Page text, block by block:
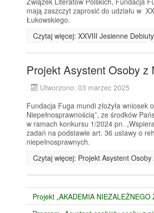
mają zaszczyt zaprosić do udziału w
Łukowskiego.
Czytaj więcej: XXVIII Jesienne
Projekt Asystent Osoby z
Utworzono: 03 marzec 2025
Fundacja Fuga mundi złożyła
Niepełnosprawnością”, ze środków
w ramach konkursu 1/2024 pn.
zadań na podstawie art. 36 ustawy o
niepełnosprawnych.
Czytaj więcej: Projekt Asystent
Projekt „AKADEMIA NIEZALEŻNEGO